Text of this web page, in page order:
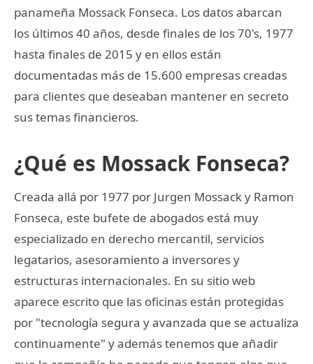
panameña Mossack Fonseca. Los datos abarcan
los últimos 40 años, desde finales de los 70's, 1977
hasta finales de 2015 y en ellos están
documentadas más de 15.600 empresas creadas
para clientes que deseaban mantener en secreto
sus temas financieros.
¿Qué es Mossack Fonseca?
Creada allá por 1977 por Jurgen Mossack y Ramon
Fonseca, este bufete de abogados está muy
especializado en derecho mercantil, servicios
legatarios, asesoramiento a inversores y
estructuras internacionales. En su sitio web
aparece escrito que las oficinas están protegidas
por "tecnología segura y avanzada que se actualiza
continuamente" y además tenemos que añadir